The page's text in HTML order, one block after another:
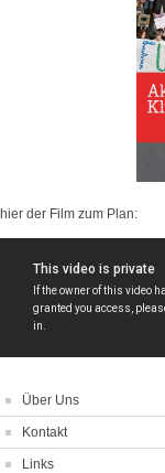
hier der Film zum Plan:
Über Uns
Kontakt
Links